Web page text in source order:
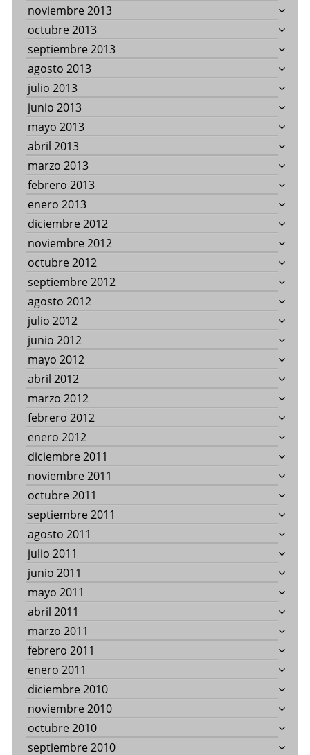
noviembre 2013
octubre 2013
septiembre 2013
agosto 2013
julio 2013
junio 2013
mayo 2013
abril 2013
marzo 2013
febrero 2013
enero 2013
diciembre 2012
noviembre 2012
octubre 2012
septiembre 2012
agosto 2012
julio 2012
junio 2012
mayo 2012
abril 2012
marzo 2012
febrero 2012
enero 2012
diciembre 2011
noviembre 2011
octubre 2011
septiembre 2011
agosto 2011
julio 2011
junio 2011
mayo 2011
abril 2011
marzo 2011
febrero 2011
enero 2011
diciembre 2010
noviembre 2010
octubre 2010
septiembre 2010